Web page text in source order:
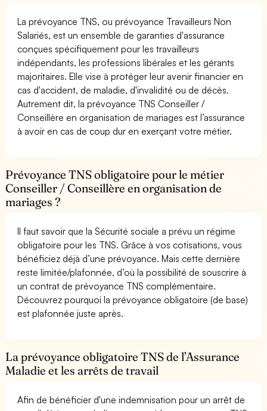
La prévoyance TNS, ou prévoyance Travailleurs Non
Salariés, est un ensemble de garanties d'assurance
conçues spécifiquement pour les travailleurs
indépendants, les professions libérales et les gérants
majoritaires. Elle vise à protéger leur avenir financier en
cas d'accident, de maladie, d'invalidité ou de décès.
Autrement dit, la prévoyance TNS Conseiller /
Conseillère en organisation de mariages est l’assurance
à avoir en cas de coup dur en exerçant votre métier.
Prévoyance TNS obligatoire pour le métier
Conseiller / Conseillère en organisation de
mariages ?
Il faut savoir que la Sécurité sociale a prévu un régime
obligatoire pour les TNS. Grâce à vos cotisations, vous
bénéficiez déjà d’une prévoyance. Mais cette dernière
reste limitée/plafonnée, d’où la possibilité de souscrire à
un contrat de prévoyance TNS complémentaire.
Découvrez pourquoi la prévoyance obligatoire (de base)
est plafonnée juste après.
La prévoyance obligatoire TNS de l’Assurance
Maladie et les arrêts de travail
Afin de bénéficier d'une indemnisation pour un arrêt de